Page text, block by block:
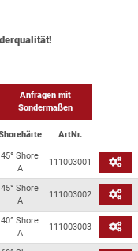
Anfragen mit
Sondermaßen
ArtNr.
45° Shore
A
111003001
45° Shore
A
111003002
40° Shore
A
111003003